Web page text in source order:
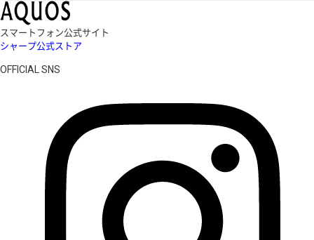
スマートフォン公式サイト
シャープ公式ストア
OFFICIAL SNS